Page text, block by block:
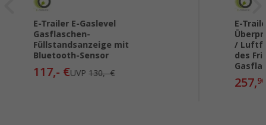
E-Trailer E-Gaslevel
Gasflaschen-
Füllstandsanzeige mit
Bluetooth-Sensor
117,- €UVP130,- €
E-
/
des
257,